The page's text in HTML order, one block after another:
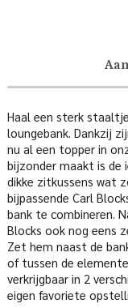
Haal een sterk
loungebank. Dankzij
nu al een topper in
bijzonder maakt is de
dikke zitkussens wat
bijpassende Carl
bank te combineren.
Blocks ook nog eens
Zet hem naast de
of tussen de
verkrijgbaar in 2
eigen favoriete